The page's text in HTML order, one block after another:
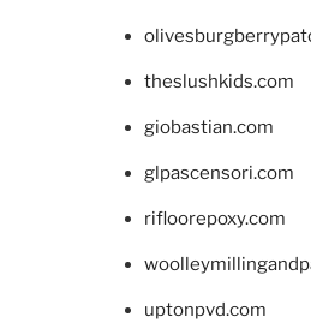
theslushkids.com
giobastian.com
glpascensori.com
rifloorepoxy.com
uptonpvd.com